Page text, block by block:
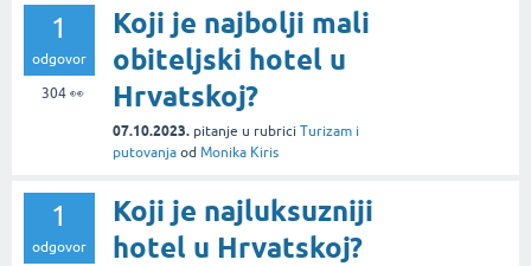
1
odgovor
304👀
Koji je najbolji mali
obiteljski hotel u
Hrvatskoj?
07.10.2023. pitanje u rubrici Turizam i
putovanja od Monika Kiris
1
odgovor
Koji je najluksuzniji
hotel u Hrvatskoj?